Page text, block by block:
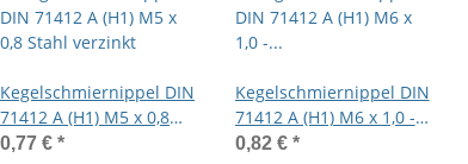
Kegelschmiernippel DIN
71412 A (H1) M5 x 0,8
Stahl verzinkt
0,77 € *
Kegelschmiernippel DIN
71412 A (H1) M6 x 1,0 -
zylindrisch -
0,82 € *